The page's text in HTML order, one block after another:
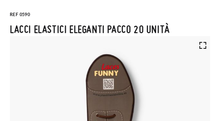
REF 0590
LACCI ELASTICI ELEGANTI PACCO 20 UNITÀ